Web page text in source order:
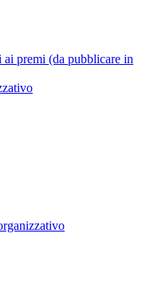
premi (da pubblicare in